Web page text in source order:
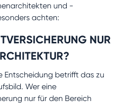
und -
achten:
NUR
Entscheidung betrifft das zu
Wer eine
nur für den Bereich